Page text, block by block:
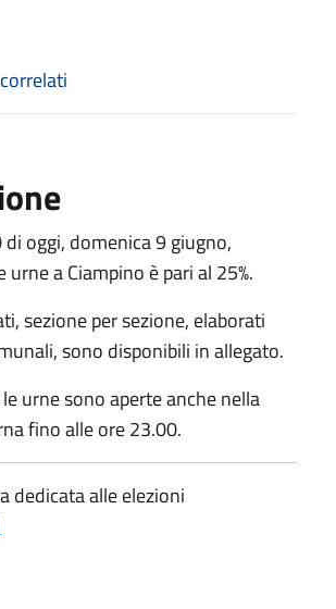
oggi, domenica 9 giugno,
a Ciampino è pari al 25%.
sezione per sezione, elaborati
sono disponibili in allegato.
urne sono aperte anche nella
fino alle ore 23.00.
dedicata alle elezioni